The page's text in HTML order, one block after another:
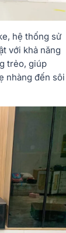
hệ thống sử
với khả năng
trẻo, giúp
nhàng đến sôi